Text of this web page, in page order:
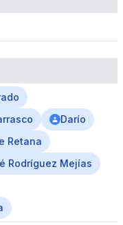
Darío
Retana
Rodríguez Mejías